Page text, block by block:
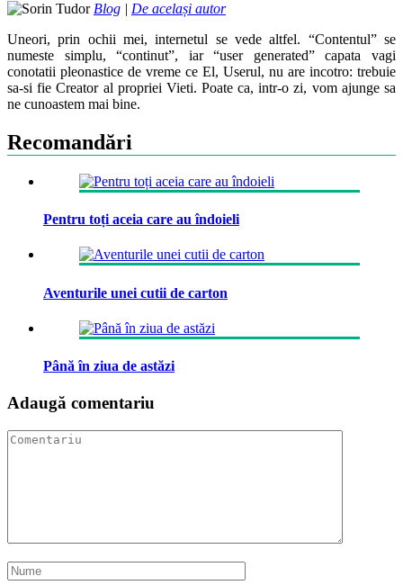
Blog | De același autor
Uneori, prin ochii mei, internetul se vede altfel. “Contentul” se
numeste simplu, “continut”, iar “user generated” capata vagi
conotatii pleonastice de vreme ce El, Userul, nu are incotro: trebuie
sa-si fie Creator al propriei Vieti. Poate ca, intr-o zi, vom ajunge sa
ne cunoastem mai bine.
Recomandări
Pentru toți aceia care au îndoieli
Aventurile unei cutii de carton
Până în ziua de astăzi
Adaugă comentariu